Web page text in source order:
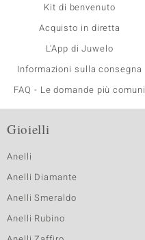
Kit di benvenuto
Acquisto in diretta
L'App di Juwelo
Informazioni sulla consegna
FAQ - Le domande più comuni
Gioielli
Anelli
Anelli Diamante
Anelli Smeraldo
Anelli Rubino